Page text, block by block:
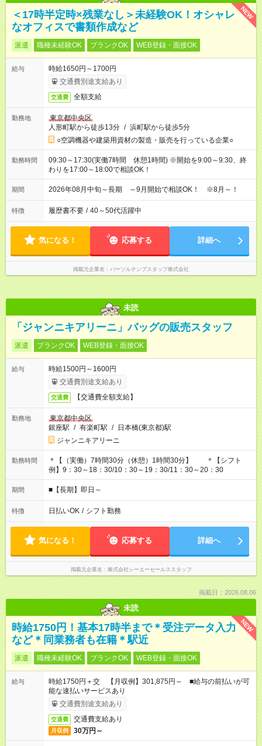
NEW
＜17時半定時×残業なし＞未経験OK！オシャレ
なオフィスで書類作成など
派遣 職種未経験OK ブランクOK WEB登録・面接OK
給与
時給1650円～1700円
交通費別途支給あり
交通費 全額支給
勤務地
東京都中央区
人形町駅から徒歩13分 / 浜町駅から徒歩5分
○空調機器や建築用資材の製造・販売を行っている企業○
勤務時間
09:30～17:30(実働7時間 休憩1時間) ※開始を9:00～9:30、終
わりを17:00～18:00で相談OK！
期間 2026年08月中旬～長期 ～9月開始で相談OK！ ※8月～！
特徴 履歴書不要 / 40～50代活躍中
気になる！ 応募する 詳細へ
掲載元企業名 パーソルテンプスタッフ株式会社
未読
「ジャンニキアリーニ」バッグの販売スタッフ
派遣 ブランクOK WEB登録・面接OK
給与
時給1500円～1600円
交通費別途支給あり
交通費 【交通費全額支給】
勤務地
東京都中央区
銀座駅 / 有楽町駅 / 日本橋(東京都)駅
ジャンニキアリーニ
勤務時間
＊【（実働）7時間30分（休憩）1時間30分】 ＊【シフト
例】9：30～18：30/10：30～19：30/11：30～20：30
期間 ■【長期】即日～
特徴 日払いOK / シフト勤務
気になる！ 応募する 詳細へ
掲載元企業名 株式会社シーエーセールススタッフ
掲載日：2026.08.06
未読
NEW
時給1750円！基本17時半まで＊受注データ入力
など＊同業務者も在籍＊駅近
派遣 職種未経験OK ブランクOK WEB登録・面接OK
給与
時給1750円＋交 【月収例】301,875円～ ■給与の前払いが可
能な速払いサービスあり
交通費別途支給あり
交通費 交通費支給あり
月収例 30万円～